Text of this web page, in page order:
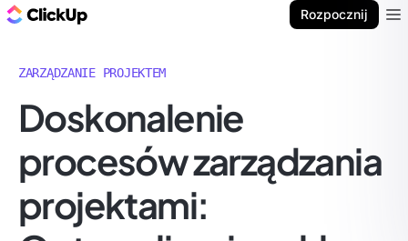
Rozpocznij
ZARZĄDZANIE PROJEKTEM
Doskonalenie
procesów zarządzania
projektami: